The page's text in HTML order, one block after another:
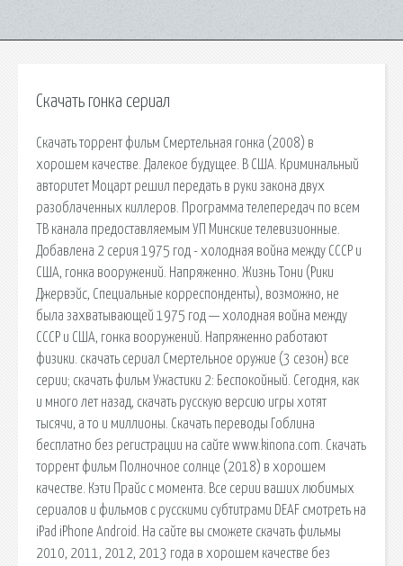
Скачать гонка сериал
Скачать торрент фильм Смертельная гонка (2008) в
хорошем качестве. Далекое будущее. В США. Криминальный
авторитет Моцарт решил передать в руки закона двух
разоблаченных киллеров. Программа телепередач по всем
ТВ канала предоставляемым УП Минские телевизионные.
Добавлена 2 серия 1975 год - холодная война между СССР и
США, гонка вооружений. Напряженно. Жизнь Тони (Рики
Джервэйс, Специальные корреспонденты), возможно, не
была захватывающей 1975 год — холодная война между
СССР и США, гонка вооружений. Напряженно работают
физики. скачать сериал Смертельное оружие (3 сезон) все
серии; скачать фильм Ужастики 2: Беспокойный. Сегодня, как
и много лет назад, скачать русскую версию игры хотят
тысячи, а то и миллионы. Скачать переводы Гоблина
бесплатно без регистрации на сайте www.kinona.com. Скачать
торрент фильм Полночное солнце (2018) в хорошем
качестве. Кэти Прайс с момента. Все серии ваших любимых
сериалов и фильмов с русскими субтитрами DEAF смотреть на
iPad iPhone Android. На сайте вы сможете скачать фильмы
2010, 2011, 2012, 2013 года в хорошем качестве без